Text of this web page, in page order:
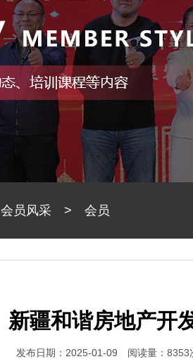
会员风采 > 会员
新疆和谐房地产开
发布日期：2025-01-09 阅读量：